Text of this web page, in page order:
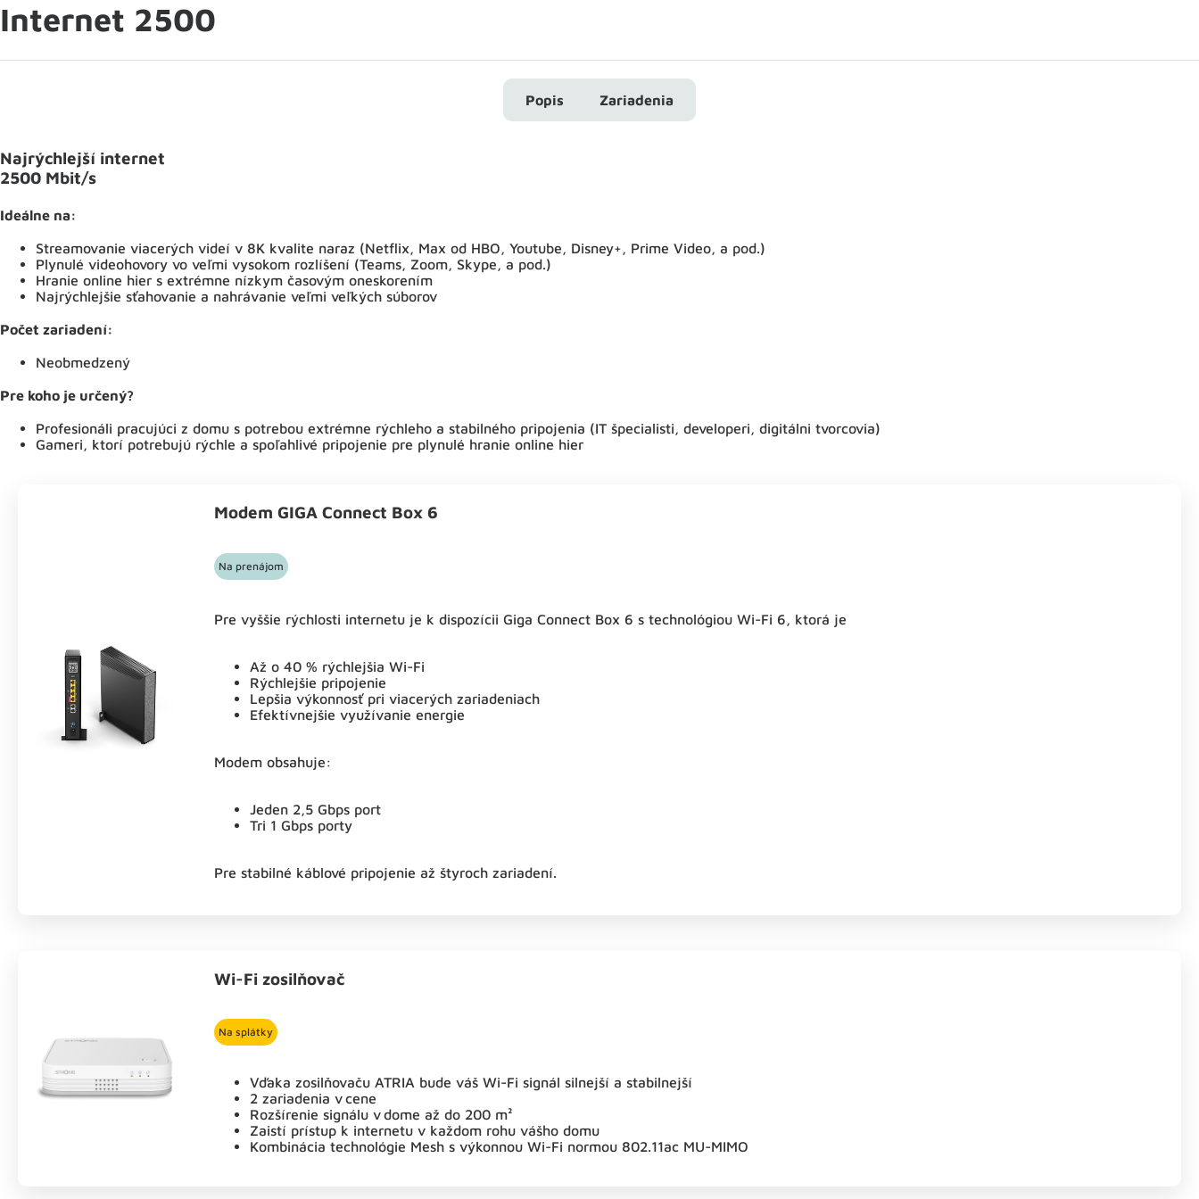
Internet 2500
Popis Zariadenia
Najrýchlejší internet
2500 Mbit/s
Ideálne na:
Streamovanie viacerých videí v 8K kvalite naraz (Netflix, Max od HBO, Youtube, Disney+, Prime Video, a pod.)
Plynulé videohovory vo veľmi vysokom rozlíšení (Teams, Zoom, Skype, a pod.)
Hranie online hier s extrémne nízkym časovým oneskorením
Najrýchlejšie sťahovanie a nahrávanie veľmi veľkých súborov
Počet zariadení:
Neobmedzený
Pre koho je určený?
Profesionáli pracujúci z domu s potrebou extrémne rýchleho a stabilného pripojenia (IT špecialisti, developeri, digitálni tvorcovia)
Gameri, ktorí potrebujú rýchle a spoľahlivé pripojenie pre plynulé hranie online hier
Modem GIGA Connect Box 6
Na prenájom
Pre vyššie rýchlosti internetu je k dispozícii Giga Connect Box 6 s technológiou Wi-Fi 6, ktorá je
Až o 40 % rýchlejšia Wi-Fi
Rýchlejšie pripojenie
Lepšia výkonnosť pri viacerých zariadeniach
Efektívnejšie využívanie energie
Modem obsahuje:
Jeden 2,5 Gbps port
Tri 1 Gbps porty
Pre stabilné káblové pripojenie až štyroch zariadení.
Wi-Fi zosilňovač
Na splátky
Vďaka zosilňovaču ATRIA bude váš Wi-Fi signál silnejší a stabilnejší
2 zariadenia v cene
Rozšírenie signálu v dome až do 200 m²
Zaistí prístup k internetu v každom rohu vášho domu
Kombinácia technológie Mesh s výkonnou Wi-Fi normou 802.11ac MU-MIMO